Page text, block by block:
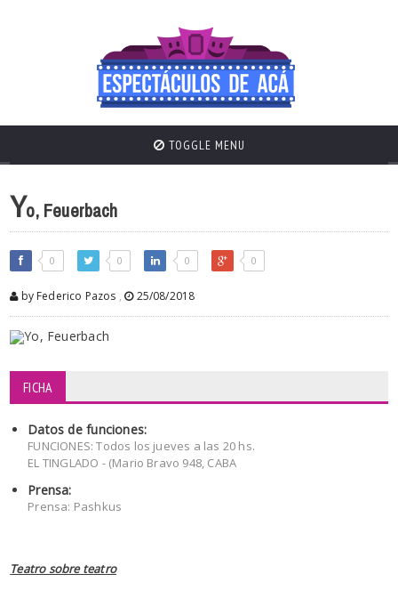
TOGGLE MENU
Yo, Feuerbach
0 0 0 0
by Federico Pazos , 25/08/2018
FICHA
Datos de funciones:
FUNCIONES: Todos los jueves a las 20 hs.
EL TINGLADO - (Mario Bravo 948, CABA
Prensa:
Prensa: Pashkus
Teatro sobre teatro